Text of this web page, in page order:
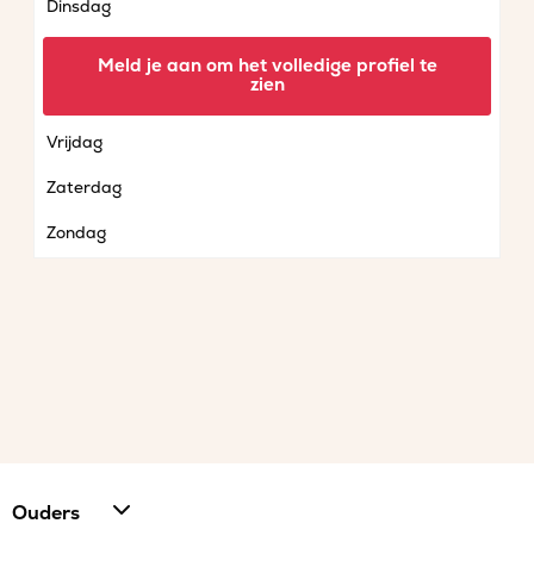
Dinsdag
Vrijdag
Zaterdag
Zondag
Meld je aan om het volledige profiel te
zien
Ouders